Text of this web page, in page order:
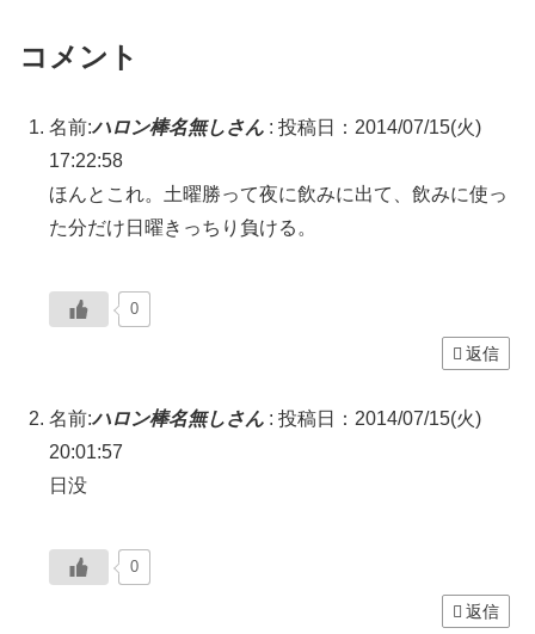
コメント
名前:ハロン棒名無しさん : 投稿日：2014/07/15(火)
17:22:58
ほんとこれ。土曜勝って夜に飲みに出て、飲みに使っ
た分だけ日曜きっちり負ける。
0
返信
名前:ハロン棒名無しさん : 投稿日：2014/07/15(火)
20:01:57
日没
0
返信